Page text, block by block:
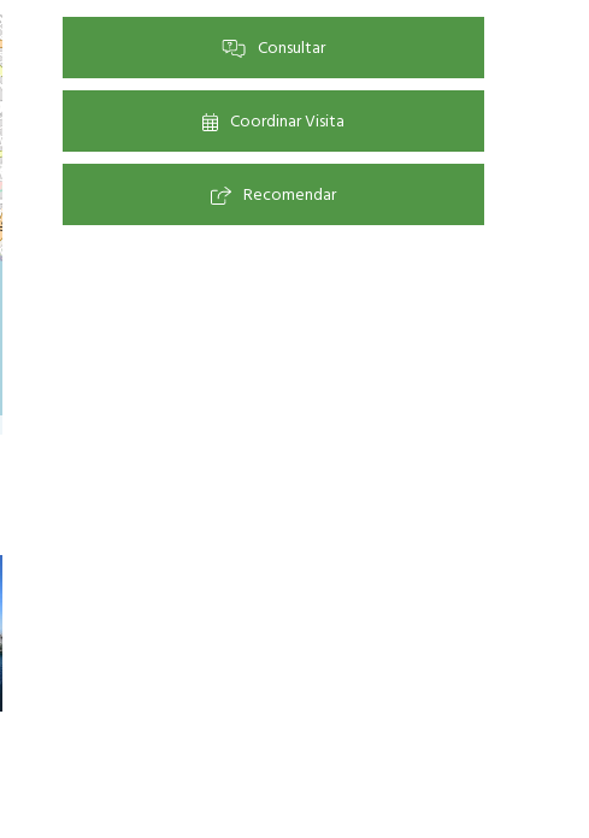
Consultar
Coordinar Visita
Recomendar